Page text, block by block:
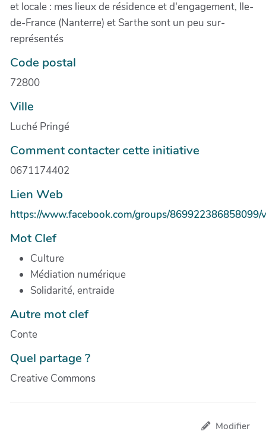
et locale : mes lieux de résidence et d'engagement, Ile-
de-France (Nanterre) et Sarthe sont un peu sur-
représentés
Code postal
72800
Ville
Luché Pringé
Comment contacter cette initiative
0671174402
Lien Web
https://www.facebook.com/groups/869922386858099/
Mot Clef
Culture
Médiation numérique
Solidarité, entraide
Autre mot clef
Conte
Quel partage ?
Creative Commons
Modifier